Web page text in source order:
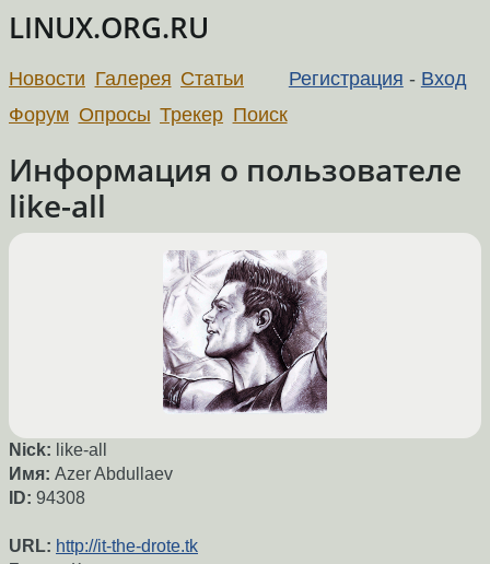
LINUX.ORG.RU
Регистрация - Вход
Новости Галерея Статьи
Форум Опросы Трекер Поиск
Информация о пользователе
like-all
Nick: like-all
Имя: Azer Abdullaev
ID: 94308
URL: http://it-the-drote.tk